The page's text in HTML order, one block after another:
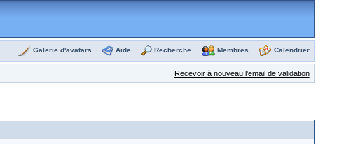
Galerie d'avatars Aide Recherche Membres Calendrier
Recevoir à nouveau l'email de validation